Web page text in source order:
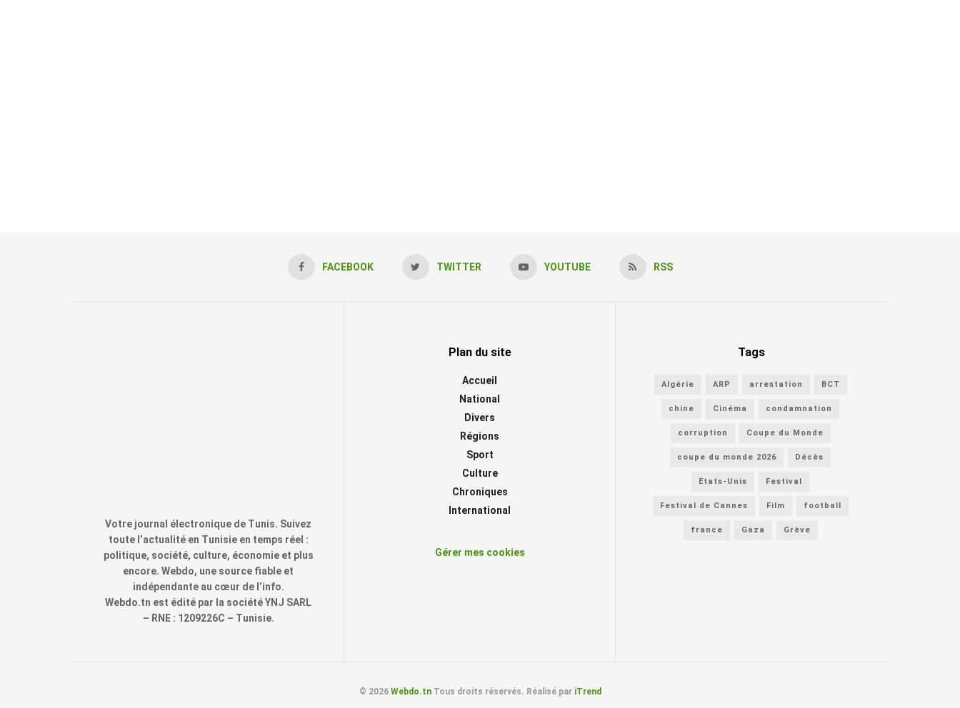
FACEBOOK TWITTER YOUTUBE RSS
Votre journal électronique de Tunis. Suivez
toute l’actualité en Tunisie en temps réel :
politique, société, culture, économie et plus
encore. Webdo, une source fiable et
indépendante au cœur de l’info.
Webdo.tn est édité par la société YNJ SARL
– RNE : 1209226C – Tunisie.
Plan du site
Accueil
National
Divers
Régions
Sport
Culture
Chroniques
International
Gérer mes cookies
Tags
Algérie ARP arrestation BCT
chine Cinéma condamnation
corruption Coupe du Monde
coupe du monde 2026 Décès
Etats-Unis Festival
Festival de Cannes Film football
france Gaza Grève
© 2026 Webdo.tnTous droits réservés. Réalisé par iTrend